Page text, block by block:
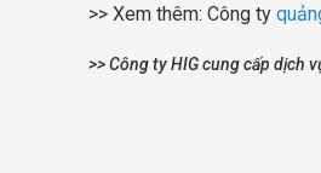
>> Xem thêm: Công ty
>> Công ty HIG cung cấp dịch